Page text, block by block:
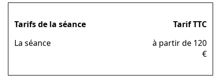
pendant 10 jours
Tarifs de la séance
Tarif TTC
La séance
à partir de 120
€